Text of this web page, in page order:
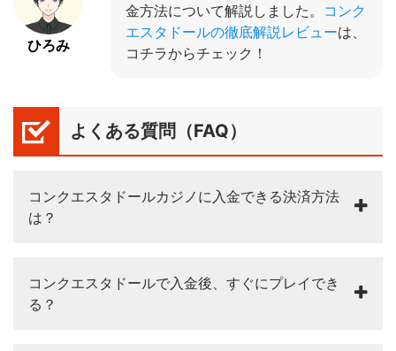
ひろみ
金方法について解説しました。 コンク
エスタドールの徹底解説レビューは、
コチラからチェック！
よくある質問（FAQ）
コンクエスタドールカジノに入金できる決済方法
は？
コンクエスタドールで入金後、すぐにプレイでき
る？